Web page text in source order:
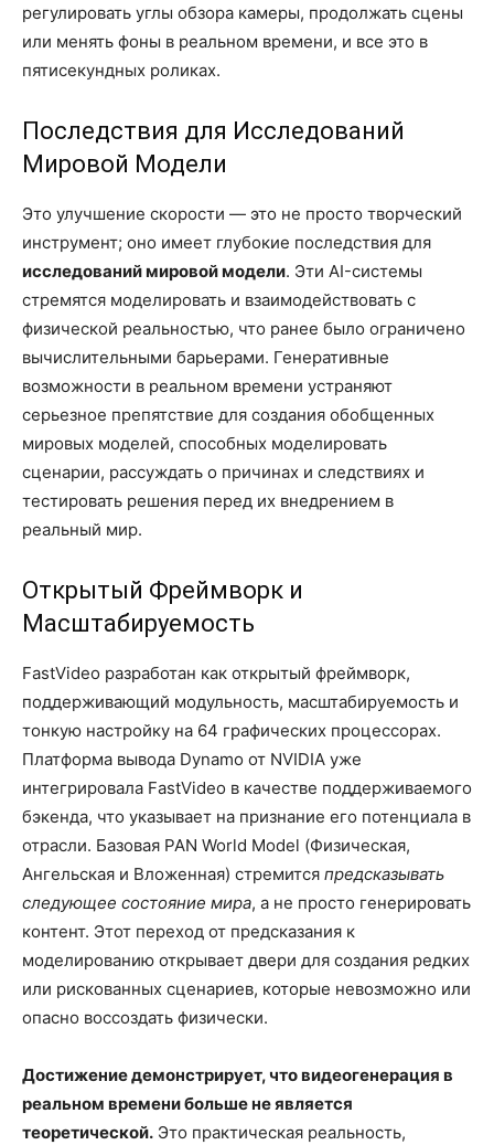
регулировать углы обзора камеры, продолжать сцены
или менять фоны в реальном времени, и все это в
пятисекундных роликах.
Последствия для Исследований
Мировой Модели
Это улучшение скорости — это не просто творческий
инструмент; оно имеет глубокие последствия для
исследований мировой модели. Эти AI-системы
стремятся моделировать и взаимодействовать с
физической реальностью, что ранее было ограничено
вычислительными барьерами. Генеративные
возможности в реальном времени устраняют
серьезное препятствие для создания обобщенных
мировых моделей, способных моделировать
сценарии, рассуждать о причинах и следствиях и
тестировать решения перед их внедрением в
реальный мир.
Открытый Фреймворк и
Масштабируемость
FastVideo разработан как открытый фреймворк,
поддерживающий модульность, масштабируемость и
тонкую настройку на 64 графических процессорах.
Платформа вывода Dynamo от NVIDIA уже
интегрировала FastVideo в качестве поддерживаемого
бэкенда, что указывает на признание его потенциала в
отрасли. Базовая PAN World Model (Физическая,
Ангельская и Вложенная) стремится предсказывать
следующее состояние мира, а не просто генерировать
контент. Этот переход от предсказания к
моделированию открывает двери для создания редких
или рискованных сценариев, которые невозможно или
опасно воссоздать физически.
Достижение демонстрирует, что видеогенерация в
реальном времени больше не является
теоретической. Это практическая реальность,